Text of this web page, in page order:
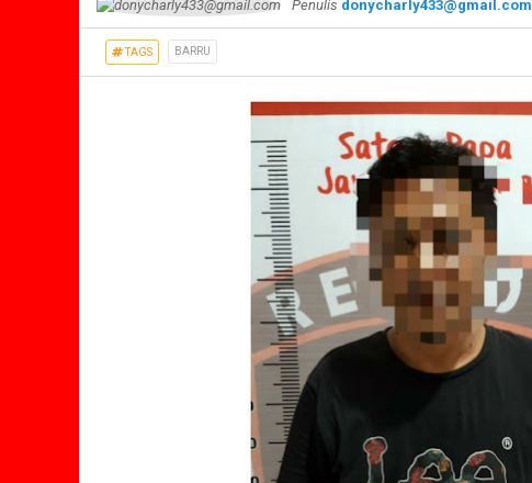
Penulis donycharly433@gmail.com
TAGS BARRU